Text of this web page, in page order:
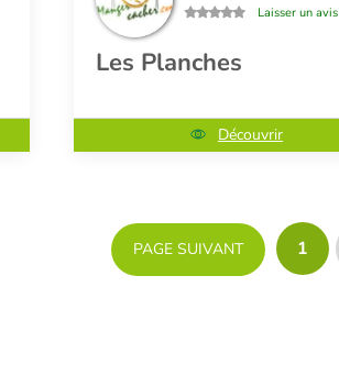
Laisser un avis
Les Planches
Découvrir
PAGE SUIVANT 1